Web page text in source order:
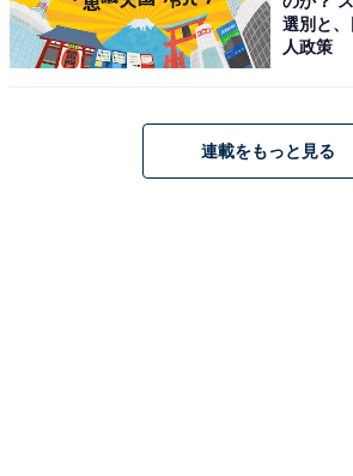
選別と
人政策
連載をもっと見る